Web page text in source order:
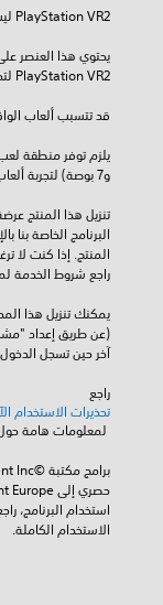
PlayStation VR2 لتجربة هذه الميزات.
قد تتسبب ألعاب
و7 بوصة) لتجربة ألعاب PlayStation VR2 بأسلوب مدى الغرفة.
راجع شروط الخدمة
آخر حين تسجل
راجع
تحذيرات الاستخدام
الاستخدام الكاملة.